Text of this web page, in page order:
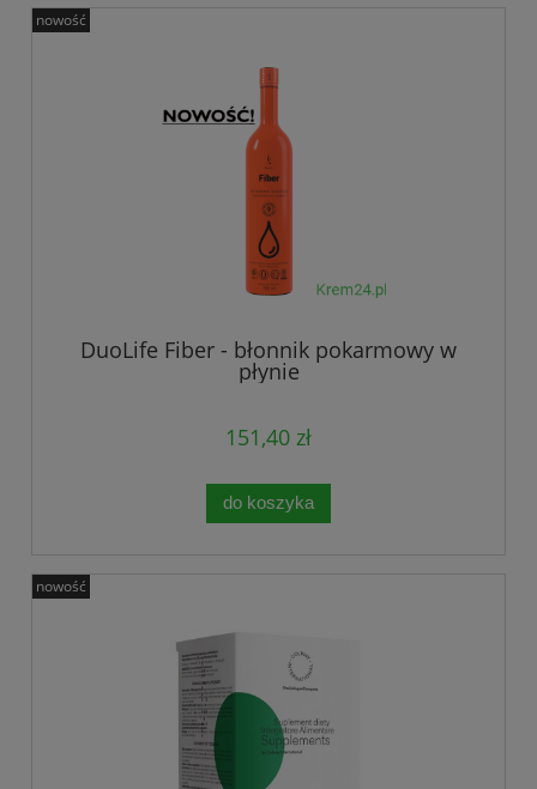
DuoLife Fiber - błonnik pokarmowy w
płynie
151,40 zł
do koszyka
nowość
nowość